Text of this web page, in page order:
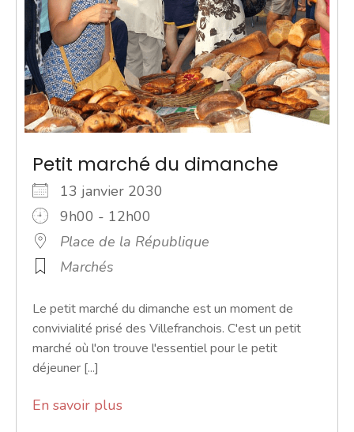
Petit marché du dimanche
13 janvier 2030
9h00 - 12h00
Place de la République
Marchés
Le petit marché du dimanche est un moment de
convivialité prisé des Villefranchois. C'est un petit
marché où l'on trouve l'essentiel pour le petit
déjeuner [...]
En savoir plus